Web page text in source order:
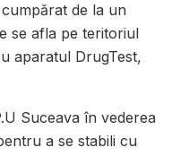
de la un
se afla pe teritoriul
aparatul DrugTest,
Suceava în vederea
a se stabili cu